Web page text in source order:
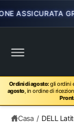
ASSICURATA
Ordini di agosto:gli ordini
agosto, in ordine di
Casa / DELL